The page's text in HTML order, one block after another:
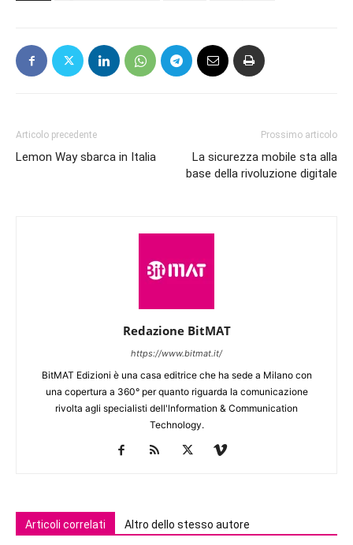
Articolo precedente
Lemon Way sbarca in Italia
Prossimo articolo
La sicurezza mobile sta alla
base della rivoluzione digitale
Redazione BitMAT
https://www.bitmat.it/
BitMAT Edizioni è una casa editrice che ha sede a Milano con
una copertura a 360° per quanto riguarda la comunicazione
rivolta agli specialisti dell'lnformation & Communication
Technology.
Articoli correlati Altro dello stesso autore